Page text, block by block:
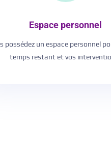
Espace personnel
possédez un espace personnel
temps restant et vos